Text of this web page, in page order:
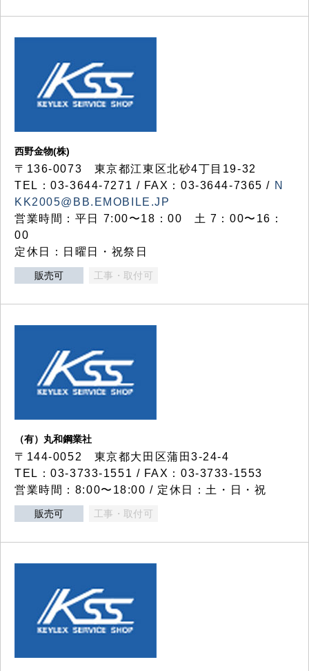
西野金物(株)
〒136-0073 東京都江東区北砂4丁目19-32
TEL：03‐3644‐7271 / FAX：03-3644-7365 / N
KK2005@BB.EMOBILE.JP
営業時間：平日 7:00〜18：00 土 7：00〜16：
00
定休日：日曜日・祝祭日
販売可 工事・取付可
（有）丸和鋼業社
〒144-0052 東京都大田区蒲田3-24-4
TEL：03-3733-1551 / FAX：03-3733-1553
営業時間：8:00〜18:00 / 定休日：土・日・祝
販売可 工事・取付可